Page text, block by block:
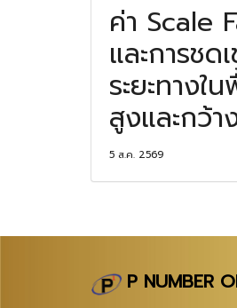
ค่า Scale
และการชด
ระยะทางใ
สูงและกว้า
5 ส.ค. 2569
P NUMBER